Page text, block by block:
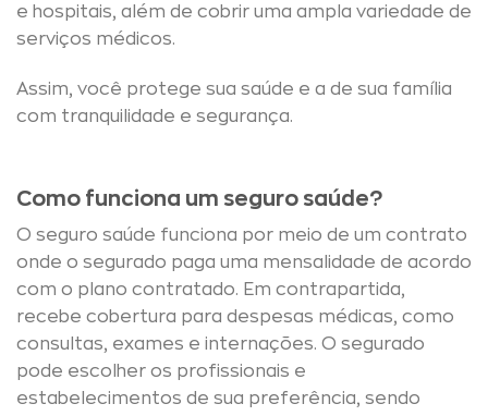
e hospitais, além de cobrir uma ampla variedade de
serviços médicos.
Assim, você protege sua saúde e a de sua família
com tranquilidade e segurança.
Como funciona um seguro saúde?
O seguro saúde funciona por meio de um contrato
onde o segurado paga uma mensalidade de acordo
com o plano contratado. Em contrapartida,
recebe cobertura para despesas médicas, como
consultas, exames e internações. O segurado
pode escolher os profissionais e
estabelecimentos de sua preferência, sendo